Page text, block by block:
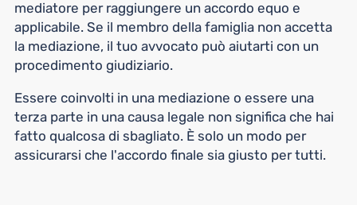
mediatore per raggiungere un accordo equo e
applicabile. Se il membro della famiglia non accetta
la mediazione, il tuo avvocato può aiutarti con un
procedimento giudiziario.
Essere coinvolti in una mediazione o essere una
terza parte in una causa legale non significa che hai
fatto qualcosa di sbagliato. È solo un modo per
assicurarsi che l'accordo finale sia giusto per tutti.